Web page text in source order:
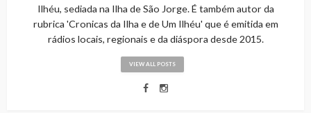
Ilhéu, sediada na Ilha de São Jorge. É também autor da
rubrica 'Cronicas da Ilha e de Um Ilhéu' que é emitida em
rádios locais, regionais e da diáspora desde 2015.
VIEW ALL POSTS